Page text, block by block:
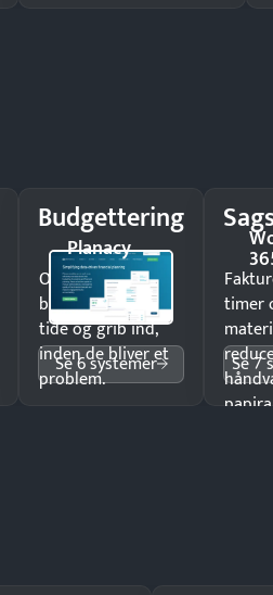
Budgettering
Planacy
Opdag
budgetafvigelser i
tide og grib ind,
inden de bliver et
problem.
Se 6 systemer
timer
Se 7